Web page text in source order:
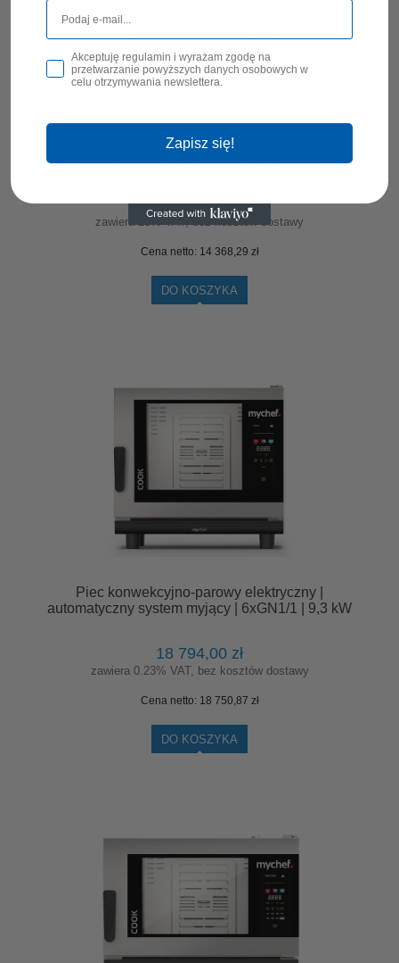
Piec konwekcyjno-parowy VS DP 010E | 10x
17 673,00 zł
zawiera 23% VAT, bez kosztów dostawy
Cena netto: 14 368,29 zł
DO KOSZYKA
Piec konwekcyjno-parowy elektryczny |
automatyczny system myjący | 6xGN1/1 | 9,3 kW
18 794,00 zł
zawiera 0.23% VAT, bez kosztów dostawy
Cena netto: 18 750,87 zł
DO KOSZYKA
Akceptuję regulamin i wyrażam zgodę na
przetwarzanie powyższych danych osobowych w
celu otrzymywania newslettera.
Zapisz się!